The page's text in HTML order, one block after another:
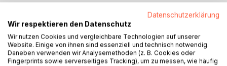
BESCHREIBUNG
Was lässt sich aus Bestsellern lernen? Sind Füllwörter
wirklich überflüssig? Braucht man einen Literaturagenten?
Datenschutzerklärung
Wir respektieren den Datenschutz
Wir nutzen Cookies und vergleichbare Technologien auf unserer
Website. Einige von ihnen sind essenziell und technisch notwendig.
Daneben verwenden wir Analysemethoden (z. B. Cookies oder
Fingerprints sowie serverseitiges Tracking), um zu messen, wie häufig